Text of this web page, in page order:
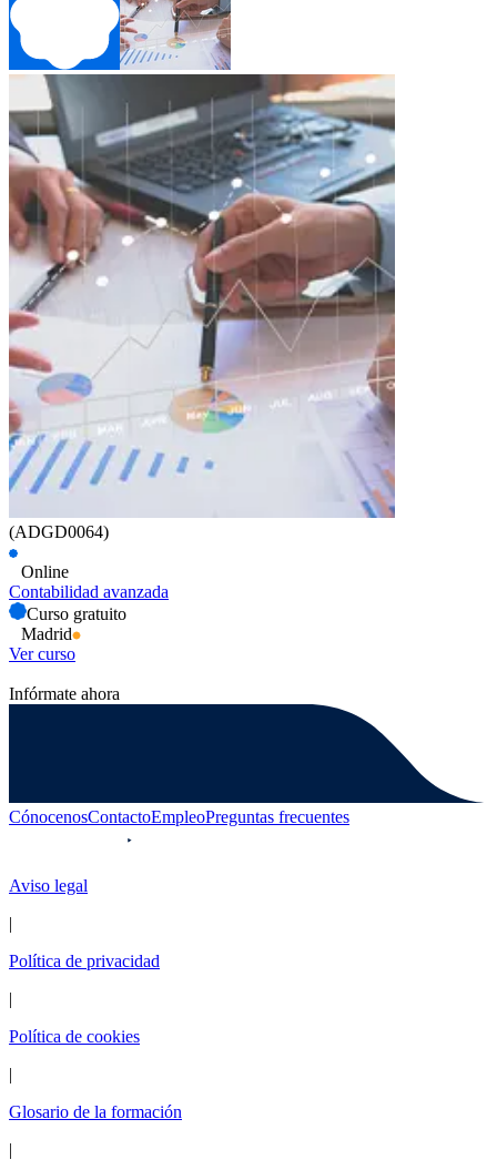
(ADGD0064)
Online
Contabilidad avanzada
Curso gratuito
Madrid
Ver curso
Infórmate ahora
CónocenosContactoEmpleoPreguntas frecuentes
Aviso legal
|
Política de privacidad
|
Política de cookies
|
Glosario de la formación
|